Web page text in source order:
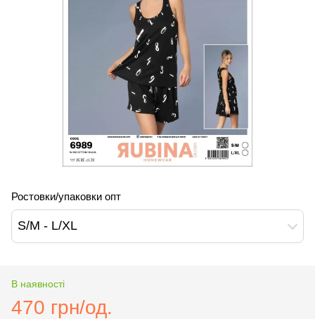
Ростовки/упаковки опт
S/M - L/XL
В наявності
470 грн/од.